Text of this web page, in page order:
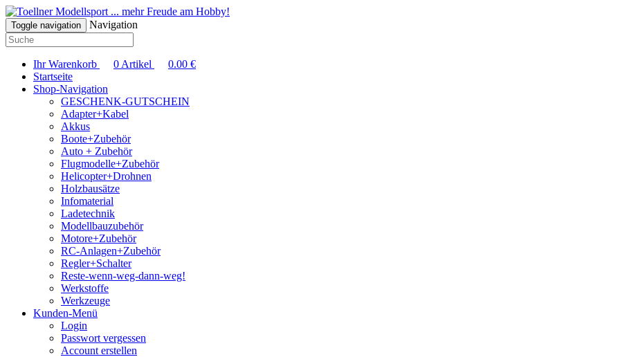
... mehr Freude am Hobby!
Toggle navigation Navigation
Ihr Warenkorb 0 Artikel 0.00 €
Startseite
Shop-Navigation
GESCHENK-GUTSCHEIN
Adapter+Kabel
Akkus
Boote+Zubehör
Auto + Zubehör
Flugmodelle+Zubehör
Helicopter+Drohnen
Holzbausätze
Infomaterial
Ladetechnik
Modellbauzubehör
Motore+Zubehör
RC-Anlagen+Zubehör
Regler+Schalter
Reste-wenn-weg-dann-weg!
Werkstoffe
Werkzeuge
Kunden-Menü
Login
Passwort vergessen
Account erstellen